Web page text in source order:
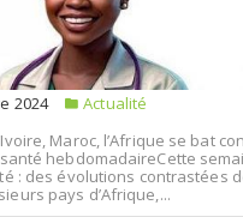
2024
Actualité
Maroc, l’Afrique se bat
hebdomadaireCette
: des évolutions contrastées
pays d’Afrique,...